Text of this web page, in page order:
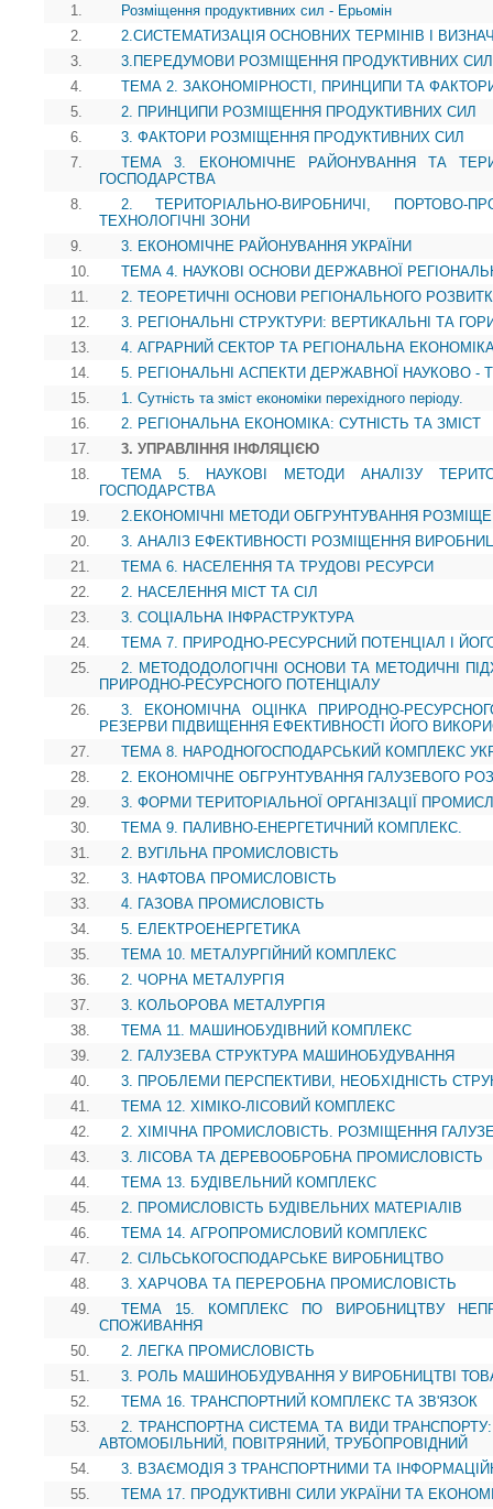
1.
Розміщення продуктивних сил - Ерьомін
2.
2.СИСТЕМАТИЗАЦІЯ ОСНОВНИХ ТЕРМІНІВ І
3.
3.ПЕРЕДУМОВИ РОЗМІЩЕННЯ ПРОДУКТИВНИХ СИЛ
4.
ТЕМА 2. ЗАКОНОМІРНОСТІ, ПРИНЦИПИ ТА
5.
2. ПРИНЦИПИ РОЗМІЩЕННЯ ПРОДУКТИВНИХ СИЛ
6.
3. ФАКТОРИ РОЗМІЩЕННЯ ПРОДУКТИВНИХ СИЛ
7.
ТЕМА 3. ЕКОНОМІЧНЕ РАЙОНУВАННЯ ТА
ГОСПОДАРСТВА
8.
2. ТЕРИТОРІАЛЬНО-ВИРОБНИЧІ, ПОРТОВО-
ТЕХНОЛОГІЧНІ ЗОНИ
9.
3. ЕКОНОМІЧНЕ РАЙОНУВАННЯ УКРАЇНИ
10.
ТЕМА 4. НАУКОВІ ОСНОВИ ДЕРЖАВНОЇ
11.
2. ТЕОРЕТИЧНІ ОСНОВИ РЕГІОНАЛЬНОГО
12.
3. РЕГІОНАЛЬНІ СТРУКТУРИ: ВЕРТИКАЛЬНІ ТА
13.
4. АГРАРНИЙ СЕКТОР ТА РЕГІОНАЛЬНА
14.
5. РЕГІОНАЛЬНІ АСПЕКТИ ДЕРЖАВНОЇ НАУКОВО -
15.
1. Сутність та зміст економіки перехідного періоду.
16.
2. РЕГІОНАЛЬНА ЕКОНОМІКА: СУТНІСТЬ ТА ЗМІСТ
17.
3. УПРАВЛІННЯ ІНФЛЯЦІЄЮ
18.
ТЕМА 5. НАУКОВІ МЕТОДИ АНАЛІЗУ
ГОСПОДАРСТВА
19.
2.ЕКОНОМІЧНІ МЕТОДИ ОБГРУНТУВАННЯ
20.
3. АНАЛІЗ ЕФЕКТИВНОСТІ РОЗМІЩЕННЯ
21.
ТЕМА 6. НАСЕЛЕННЯ ТА ТРУДОВІ РЕСУРСИ
22.
2. НАСЕЛЕННЯ МІСТ ТА СІЛ
23.
3. СОЦІАЛЬНА ІНФРАСТРУКТУРА
24.
ТЕМА 7. ПРИРОДНО-РЕСУРСНИЙ ПОТЕНЦІАЛ І
25.
2. МЕТОДОДОЛОГІЧНІ ОСНОВИ ТА МЕТОДИЧНІ
ПРИРОДНО-РЕСУРСНОГО ПОТЕНЦІАЛУ
26.
3. ЕКОНОМІЧНА ОЦІНКА ПРИРОДНО-
РЕЗЕРВИ ПІДВИЩЕННЯ ЕФЕКТИВНОСТІ ЙОГО
27.
ТЕМА 8. НАРОДНОГОСПОДАРСЬКИЙ КОМПЛЕКС
28.
2. ЕКОНОМІЧНЕ ОБГРУНТУВАННЯ ГАЛУЗЕВОГО
29.
3. ФОРМИ ТЕРИТОРІАЛЬНОЇ ОРГАНІЗАЦІЇ
30.
ТЕМА 9. ПАЛИВНО-ЕНЕРГЕТИЧНИЙ КОМПЛЕКС.
31.
2. ВУГІЛЬНА ПРОМИСЛОВІСТЬ
32.
3. НАФТОВА ПРОМИСЛОВІСТЬ
33.
4. ГАЗОВА ПРОМИСЛОВІСТЬ
34.
5. ЕЛЕКТРОЕНЕРГЕТИКА
35.
ТЕМА 10. МЕТАЛУРГІЙНИЙ КОМПЛЕКС
36.
2. ЧОРНА МЕТАЛУРГІЯ
37.
3. КОЛЬОРОВА МЕТАЛУРГІЯ
38.
ТЕМА 11. МАШИНОБУДІВНИЙ КОМПЛЕКС
39.
2. ГАЛУЗЕВА СТРУКТУРА МАШИНОБУДУВАННЯ
40.
3. ПРОБЛЕМИ ПЕРСПЕКТИВИ, НЕОБХІДНІСТЬ
41.
ТЕМА 12. ХІМІКО-ЛІСОВИЙ КОМПЛЕКС
42.
2. ХІМІЧНА ПРОМИСЛОВІСТЬ. РОЗМІЩЕННЯ
43.
3. ЛІСОВА ТА ДЕРЕВООБРОБНА ПРОМИСЛОВІСТЬ
44.
ТЕМА 13. БУДІВЕЛЬНИЙ КОМПЛЕКС
45.
2. ПРОМИСЛОВІСТЬ БУДІВЕЛЬНИХ МАТЕРІАЛІВ
46.
ТЕМА 14. АГРОПРОМИСЛОВИЙ КОМПЛЕКС
47.
2. СІЛЬСЬКОГОСПОДАРСЬКЕ ВИРОБНИЦТВО
48.
3. ХАРЧОВА ТА ПЕРЕРОБНА ПРОМИСЛОВІСТЬ
49.
ТЕМА 15. КОМПЛЕКС ПО ВИРОБНИЦТВУ
СПОЖИВАННЯ
50.
2. ЛЕГКА ПРОМИСЛОВІСТЬ
51.
3. РОЛЬ МАШИНОБУДУВАННЯ У ВИРОБНИЦТВІ
52.
ТЕМА 16. ТРАНСПОРТНИЙ КОМПЛЕКС ТА ЗВ'ЯЗОК
53.
2. ТРАНСПОРТНА СИСТЕМА ТА ВИДИ
АВТОМОБІЛЬНИЙ, ПОВІТРЯНИЙ, ТРУБОПРОВІДНИЙ
54.
3. ВЗАЄМОДІЯ З ТРАНСПОРТНИМИ ТА
55.
ТЕМА 17. ПРОДУКТИВНІ СИЛИ УКРАЇНИ ТА